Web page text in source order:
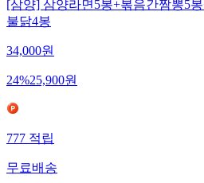
[삼양] 삼양라면5봉+볶음간짬뽕5
불닭4봉
34,000원
24%25,900원
777적립
무료배송